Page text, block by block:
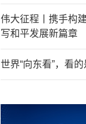
伟大征程丨携手构
写和平发展新篇章
世界“向东看”，看的